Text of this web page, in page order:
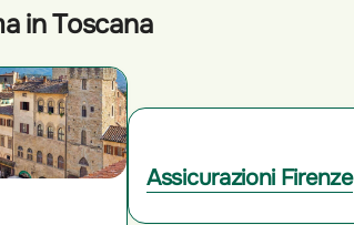
in Toscana
Assicurazioni Firenze